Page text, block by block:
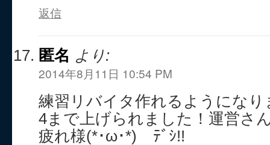
返信
匿名 より:
2014年8月11日 10:54 PM
練習リバイタ作れるようにな
4まで上げられました！運営さ
疲れ様(*･ω･*)ゞﾃﾞｼ!!